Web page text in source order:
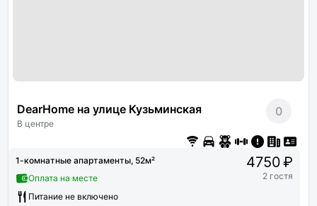
DearHome на улице Кузьминская
В центре
0
1-комнатные апартаменты, 52м²
Оплата на месте
Питание не включено
4750 ₽
2 гостя